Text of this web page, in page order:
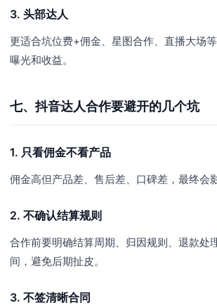
3. 头部达人
更适合坑位费+佣金、星图合作、直播大场
曝光和收益。
七、抖音达人合作要避开的几个坑
1. 只看佣金不看产品
佣金高但产品差、售后差、口碑差，最终会
2. 不确认结算规则
合作前要明确结算周期、归因规则、退款处
间，避免后期扯皮。
3. 不签清晰合同